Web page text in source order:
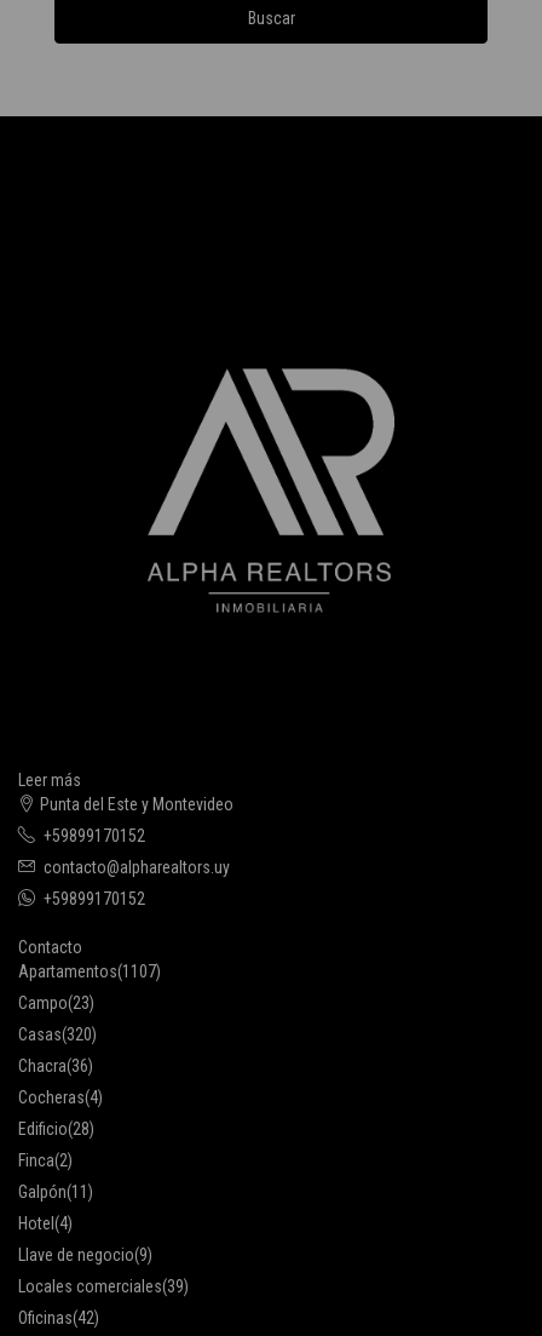
Buscar
Leer más
Punta del Este y Montevideo
+59899170152
contacto@alpharealtors.uy
+59899170152
Contacto
Apartamentos(1107)
Campo(23)
Casas(320)
Chacra(36)
Cocheras(4)
Edificio(28)
Finca(2)
Galpón(11)
Hotel (4)
Llave de negocio(9)
Locales comerciales(39)
Oficinas(42)